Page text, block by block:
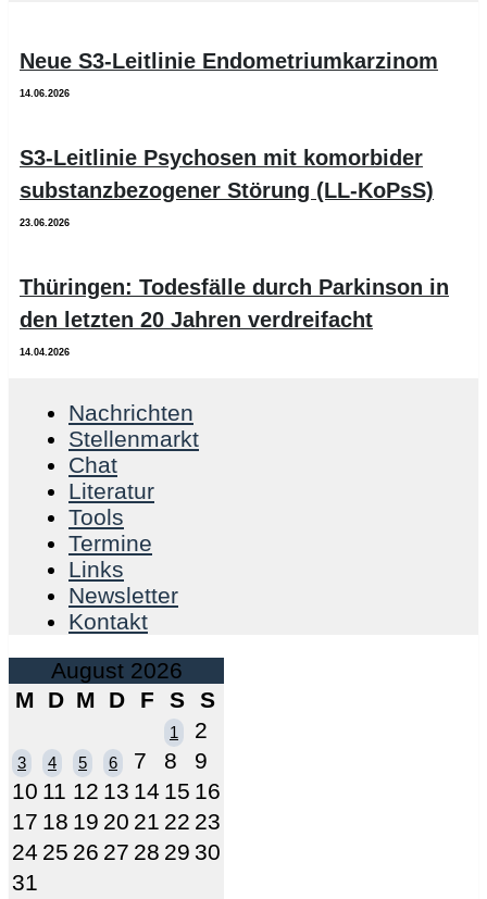
Neue S3-Leitlinie Endometriumkarzinom
14.06.2026
S3-Leitlinie Psychosen mit komorbider
substanzbezogener Störung (LL-KoPsS)
23.06.2026
Thüringen: Todesfälle durch Parkinson in
den letzten 20 Jahren verdreifacht
14.04.2026
Nachrichten
Stellenmarkt
Chat
Literatur
Tools
Termine
Links
Newsletter
Kontakt
August 2026
M
D M D F S S
1 2
3 4 5 6 7 8
9
10 11 12 13 14 15 16
17 18 19 20 21 22 23
24 25 26 27 28 29 30
31